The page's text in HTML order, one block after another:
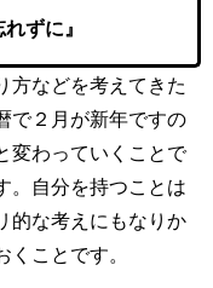
ずに』
方などを考えてきた
で２月が新年ですの
変わっていくことで
。自分を持つことは
的な考えにもなりか
ことです。